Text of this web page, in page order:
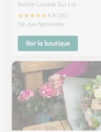
Sainte Livrade Sur Lot
★★★★★4.9 (36)
59, rue Nationale
Voir la boutique